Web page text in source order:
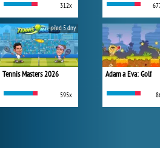
312x
Tennis Masters 2026
595x
před 5 dny
Adam a Eva: Golf